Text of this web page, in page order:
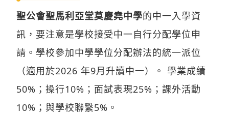
聖公會聖馬利亞堂莫慶堯中學的中一入學資
訊，要注意是學校接受中一自行分配學位申
請。學校參加中學學位分配辦法的統一派位
（適用於2026 年9月升讀中一）。 學業成績
50%；操行10%；面試表現25%；課外活動
10%；與學校聯繫5%。